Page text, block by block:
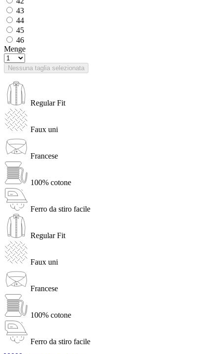
43
44
45
46
Menge
Nessuna taglia selezionata
Regular Fit
Faux uni
Francese
100% cotone
Ferro da stiro facile
Regular Fit
Faux uni
Francese
100% cotone
Ferro da stiro facile